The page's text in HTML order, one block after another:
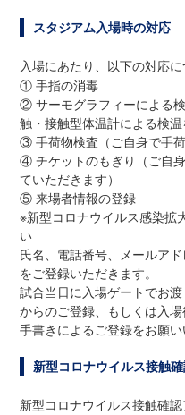
スタジアム入場時の対応
入場にあたり、以下の対応
① 手指の消毒
② サーモグラフィーによる
触・接触型体温計による検温
③ 手荷物検査（ご自身で手
④ チケットのもぎり（ご自
ていただきます）
⑤ 来場者情報の登録
※新型コロナウイルス感染拡
い
氏名、電話番号、メールア
をご登録いただきます。
試合当日に入場ゲートでお
からのご登録、もしくは入
手書きによるご登録をお願い
新型コロナウイルス接触
新型コロナウイルス接触確